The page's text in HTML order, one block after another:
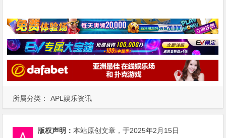
所属分类： APL娱乐资讯
版权声明：本站原创文章，于2025年2月15日